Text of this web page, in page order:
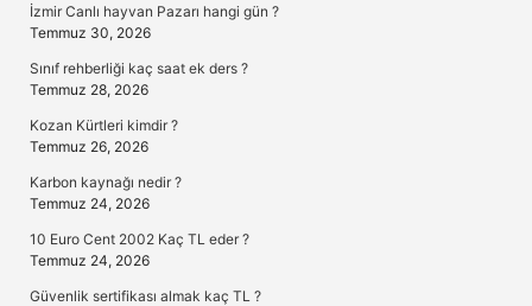
İzmir Canlı hayvan Pazarı hangi gün ?
Temmuz 30, 2026
Sınıf rehberliği kaç saat ek ders ?
Temmuz 28, 2026
Kozan Kürtleri kimdir ?
Temmuz 26, 2026
Karbon kaynağı nedir ?
Temmuz 24, 2026
10 Euro Cent 2002 Kaç TL eder ?
Temmuz 24, 2026
Güvenlik sertifikası almak kaç TL ?